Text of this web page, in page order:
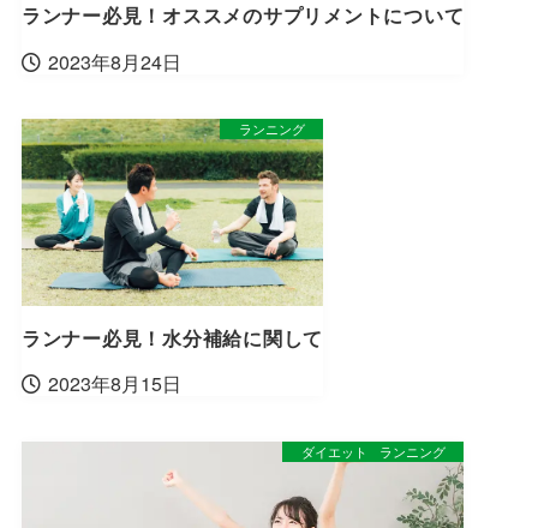
ランナー必見！オススメのサプリメントについて
2023年8月24日
ランナー必見！水分補給に関して
2023年8月15日
ランニング
ダイエット ランニング